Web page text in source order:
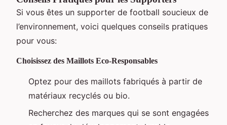
Si vous êtes un supporter de football soucieux de
l’environnement, voici quelques conseils pratiques
pour vous:
Choisissez des Maillots Eco-Responsables
Optez pour des maillots fabriqués à partir de
matériaux recyclés ou bio.
Recherchez des marques qui se sont engagées